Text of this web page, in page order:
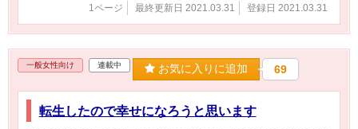
1ページ 最終更新日 2021.03.31 登録日 2021.03.31
一般女性向け 連載中 お気に入りに追加 69
転生したので幸せになろうと思います